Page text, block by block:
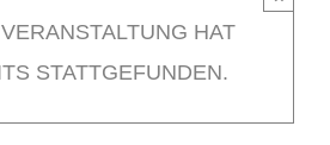
Mitglieder /
HAT
STATTGEFUNDEN.